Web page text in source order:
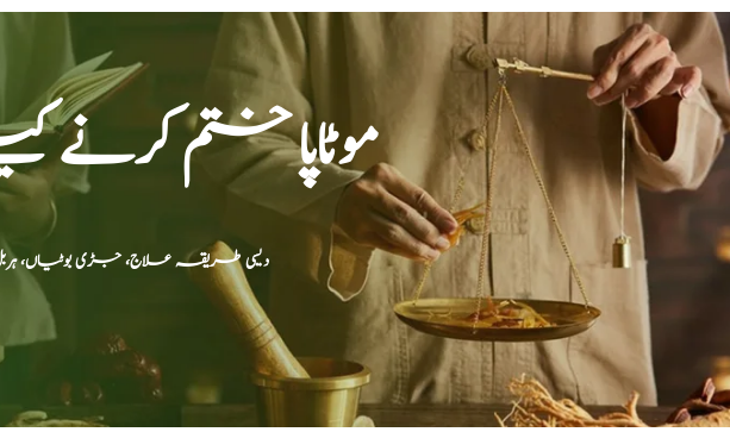
موٹاپا ختم کرنے
دیسی طریقہ علاج، جڑی بوٹیاں،